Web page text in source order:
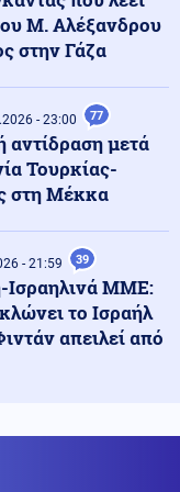
στέλνει 5
στην Εσθονία
στο Σπήλαιο
για σεξουαλική
Μ. Αλέξανδρου
στην Γάζα
- 23:00 77
αντίδραση μετά
Τουρκίας-
στη Μέκκα
- 21:59 39
Ισραηλινά ΜΜΕ:
το Ισραήλ
απειλεί από